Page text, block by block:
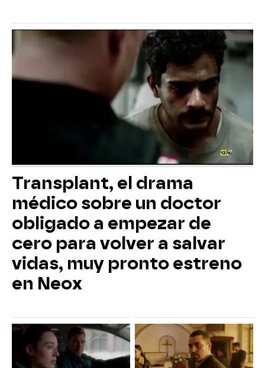
Transplant, el drama
médico sobre un doctor
obligado a empezar de
cero para volver a salvar
vidas, muy pronto estreno
en Neox